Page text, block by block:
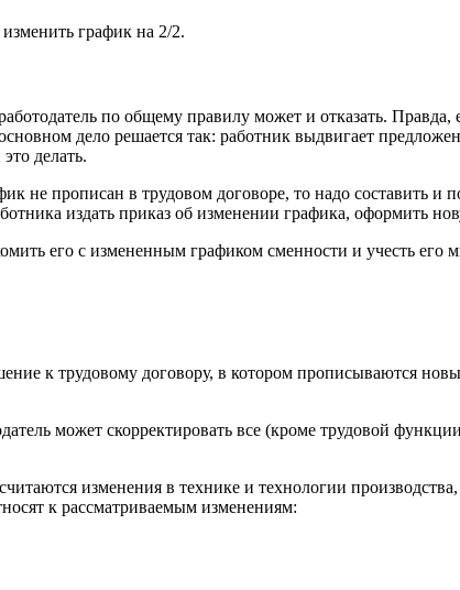
график на 2/2.
по общему правилу может и отказать.
дело решается так: работник выдвигает
делать.
не прописан в трудовом договоре, то надо составить и
издать приказ об изменении графика, оформить
его с измененным графиком сменности и учесть его
к трудовому договору, в котором прописываются
может скорректировать все (кроме трудовой
изменения в технике и технологии
к рассматриваемым изменениям: